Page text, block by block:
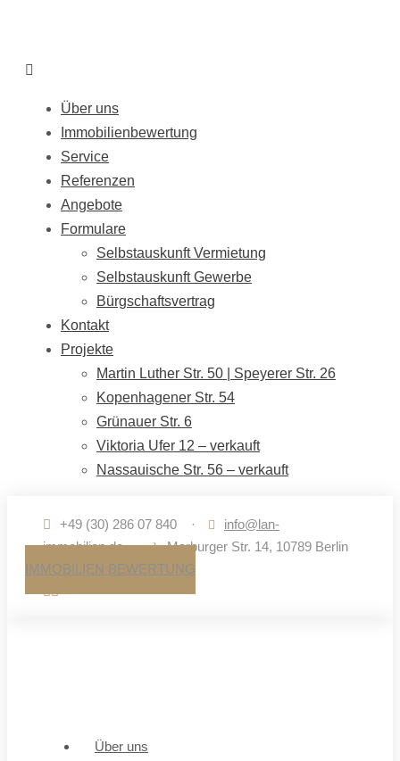
Über uns
Immobilienbewertung
Service
Referenzen
Angebote
Formulare
Selbstauskunft Vermietung
Selbstauskunft Gewerbe
Bürgschaftsvertrag
Kontakt
Projekte
Martin Luther Str. 50 | Speyerer Str. 26
Kopenhagener Str. 54
Grünauer Str. 6
Viktoria Ufer 12 – verkauft
Nassauische Str. 56 – verkauft
+49 (30) 286 07 840 ·
info@lan-
immobilien.de
·
Marburger Str. 14, 10789 Berlin
IMMOBILIEN BEWERTUNG
Über uns